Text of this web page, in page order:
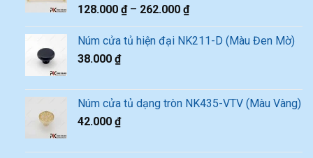
128.000 ₫– 262.000 ₫
Núm cửa tủ hiện đại NK211-D (Màu Đen Mờ)
38.000 ₫
Núm cửa tủ dạng tròn NK435-VTV (Màu Vàng)
42.000 ₫